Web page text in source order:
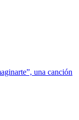
una canción